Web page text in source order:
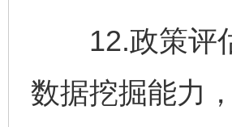
12.政策评估
数据挖掘能力